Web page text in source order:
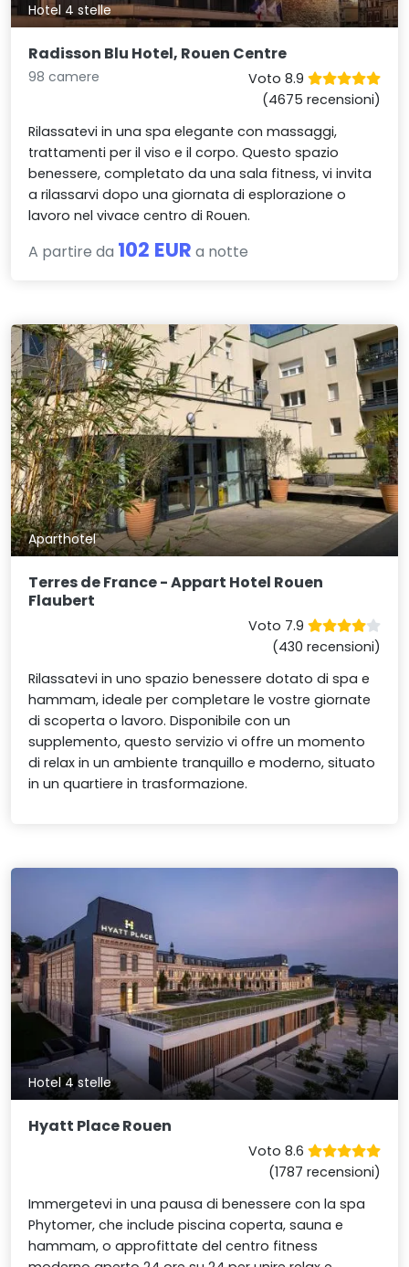
Hotel 4 stelle
Radisson Blu Hotel, Rouen Centre
98 camere
Voto 8.9
(4675 recensioni)
Rilassatevi in una spa elegante con massaggi,
trattamenti per il viso e il corpo. Questo spazio
benessere, completato da una sala fitness, vi invita
a rilassarvi dopo una giornata di esplorazione o
lavoro nel vivace centro di Rouen.
A partire da 102 EUR a notte
Aparthotel
Terres de France - Appart Hotel Rouen
Flaubert
Voto 7.9
(430 recensioni)
Rilassatevi in uno spazio benessere dotato di spa e
hammam, ideale per completare le vostre giornate
di scoperta o lavoro. Disponibile con un
supplemento, questo servizio vi offre un momento
di relax in un ambiente tranquillo e moderno, situato
in un quartiere in trasformazione.
Hotel 4 stelle
Hyatt Place Rouen
Voto 8.6
(1787 recensioni)
Immergetevi in una pausa di benessere con la spa
Phytomer, che include piscina coperta, sauna e
hammam, o approfittate del centro fitness